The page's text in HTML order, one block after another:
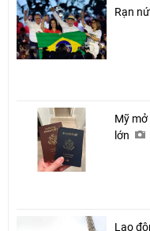
Rạn
Mỹ
lớn
Lao